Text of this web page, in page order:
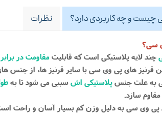
چیست و چه کاربردی دارد؟ نظرات
سی؟
چند لایه پلاستیکی است که قابلیتمقاومت در
قرنیز های پی وی سی با سایر قرنیز ها، از جنس
به علت جنسپلاستیکی اشسببی می شود تا به
مقاوم سازد.
پی وی سی به دلیل وزن کم بسیار آسان و راحت